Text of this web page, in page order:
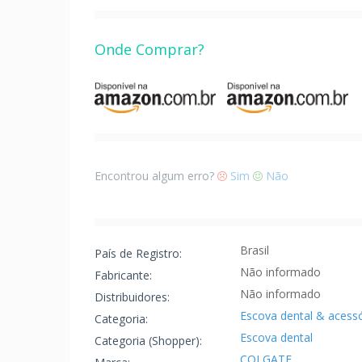
Onde Comprar?
Encontrou algum erro? Sim Não
País de Registro:
Brasil
Fabricante:
Não informado
Distribuidores:
Não informado
Categoria:
Escova dental &
Categoria (Shopper):
Escova dental